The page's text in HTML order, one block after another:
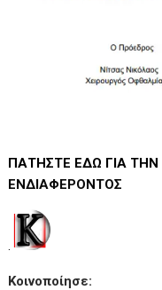
ΠΑΤΗΣΤΕ ΕΔΩ ΓΙΑ ΤΗΝ
ΕΝΔΙΑΦΕΡΟΝΤΟΣ
.
Κοινοποίησε: